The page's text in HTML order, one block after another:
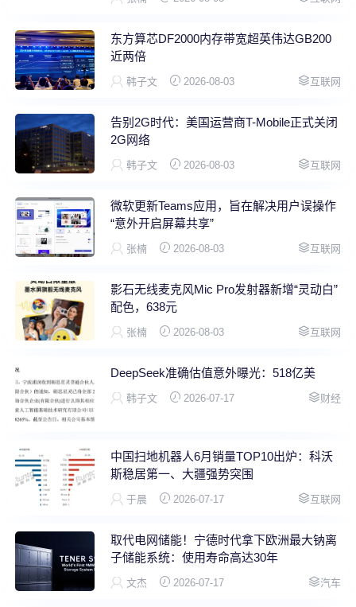
东方算芯DF2000内存带宽超英伟达GB200
近两倍
韩子文 互联网
2026-08-03
告别2G时代：美国运营商T-Mobile正式关闭
2G网络
韩子文 互联网
2026-08-03
微软更新Teams应用，旨在解决用户误操作
“意外开启屏幕共享”
张楠 互联网
2026-08-03
影石无线麦克风Mic Pro发射器新增“灵动白”
配色，638元
张楠 互联网
2026-08-03
DeepSeek准确估值意外曝光：518亿美
韩子文 财经
2026-07-17
中国扫地机器人6月销量TOP10出炉：科沃
斯稳居第一、大疆强势突围
于晨 互联网
2026-07-17
取代电网储能！宁德时代拿下欧洲最大钠离
子储能系统：使用寿命高达30年
文杰 汽车
2026-07-17